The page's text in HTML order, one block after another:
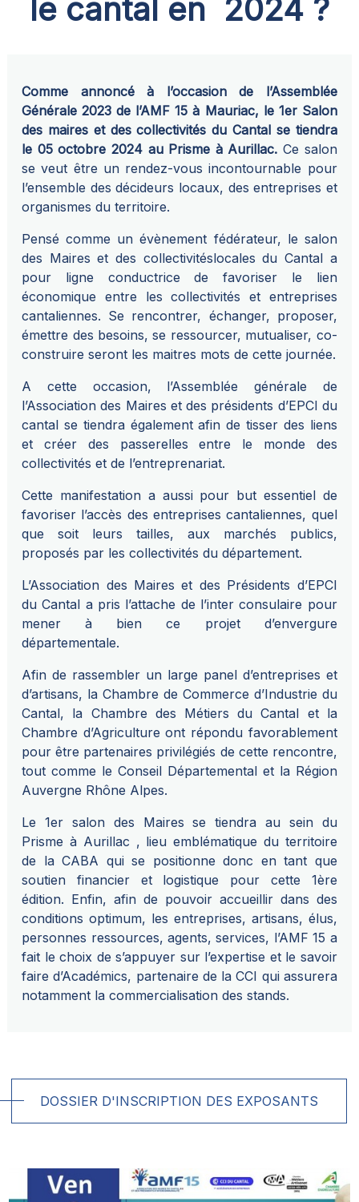
le cantal en 2024 ?
Comme annoncé à l’occasion de l’Assemblée
Générale 2023 de l’AMF 15 à Mauriac, le 1er Salon
des maires et des collectivités du Cantal se tiendra
le 05 octobre 2024 au Prisme à Aurillac.Ce salon
se veut être un rendez-vous incontournable pour
l’ensemble des décideurs locaux, des entreprises et
organismes du territoire.
Pensé comme un évènement fédérateur, le salon
des Maires et des collectivitéslocales du Cantal a
pour ligne conductrice de favoriser le lien
économique entre les collectivités et entreprises
cantaliennes. Se rencontrer, échanger, proposer,
émettre des besoins, se ressourcer, mutualiser, co-
construire seront les maitres mots de cette journée.
A cette occasion, l’Assemblée générale de
l’Association des Maires et des présidents d’EPCI du
cantal se tiendra également afin de tisser des liens
et créer des passerelles entre le monde des
collectivités et de l’entreprenariat.
Cette manifestation a aussi pour but essentiel de
favoriser l’accès des entreprises cantaliennes, quel
que soit leurs tailles, aux marchés publics,
proposés par les collectivités du département.
L’Association des Maires et des Présidents d’EPCI
du Cantal a pris l’attache de l’inter consulaire pour
mener à bien ce projet d’envergure
départementale.
Afin de rassembler un large panel d’entreprises et
d’artisans, la Chambre de Commerce d’Industrie du
Cantal, la Chambre des Métiers du Cantal et la
Chambre d’Agriculture ont répondu favorablement
pour être partenaires privilégiés de cette rencontre,
tout comme le Conseil Départemental et la Région
Auvergne Rhône Alpes.
Le 1er salon des Maires se tiendra au sein du
Prisme à Aurillac , lieu emblématique du territoire
de la CABA qui se positionne donc en tant que
soutien financier et logistique pour cette 1ère
édition. Enfin, afin de pouvoir accueillir dans des
conditions optimum, les entreprises, artisans, élus,
personnes ressources, agents, services, l’AMF 15 a
fait le choix de s’appuyer sur l’expertise et le savoir
faire d’Académics, partenaire de la CCI qui assurera
notamment la commercialisation des stands.
DOSSIER D'INSCRIPTION DES EXPOSANTS